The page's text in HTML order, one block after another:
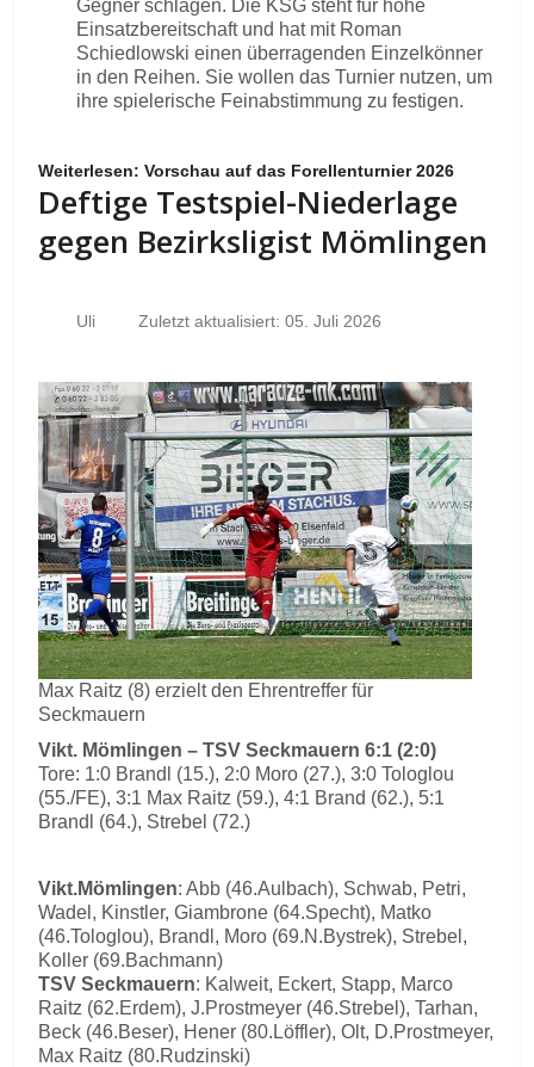
Gegner schlagen. Die KSG steht für hohe
Einsatzbereitschaft und hat mit Roman
Schiedlowski einen überragenden Einzelkönner
in den Reihen. Sie wollen das Turnier nutzen, um
ihre spielerische Feinabstimmung zu festigen.
Weiterlesen: Vorschau auf das Forellenturnier 2026
Deftige Testspiel-Niederlage
gegen Bezirksligist Mömlingen
Uli Zuletzt aktualisiert: 05. Juli 2026
Max Raitz (8) erzielt den Ehrentreffer für
Seckmauern
Vikt. Mömlingen – TSV Seckmauern 6:1 (2:0)
Tore: 1:0 Brandl (15.), 2:0 Moro (27.), 3:0 Tologlou
(55./FE), 3:1 Max Raitz (59.), 4:1 Brand (62.), 5:1
Brandl (64.), Strebel (72.)
Vikt.Mömlingen: Abb (46.Aulbach), Schwab, Petri,
Wadel, Kinstler, Giambrone (64.Specht), Matko
(46.Tologlou), Brandl, Moro (69.N.Bystrek), Strebel,
Koller (69.Bachmann)
TSV Seckmauern: Kalweit, Eckert, Stapp, Marco
Raitz (62.Erdem), J.Prostmeyer (46.Strebel), Tarhan,
Beck (46.Beser), Hener (80.Löffler), Olt, D.Prostmeyer,
Max Raitz (80.Rudzinski)